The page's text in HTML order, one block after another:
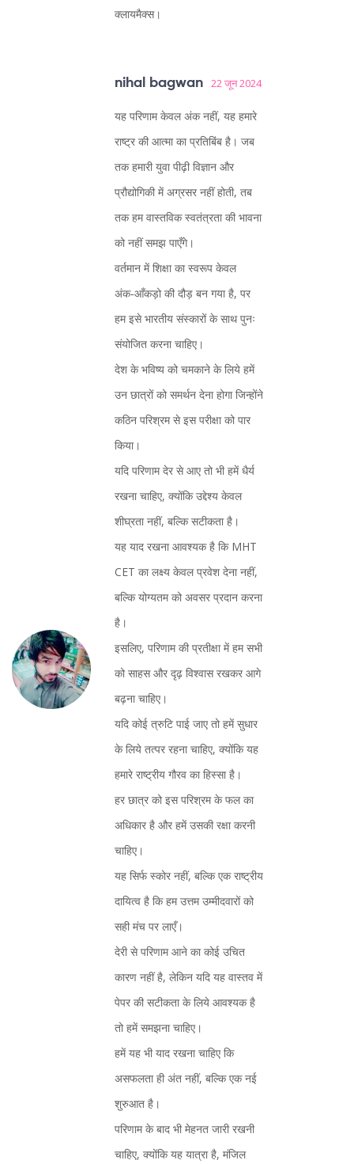
क्लायमैक्स।
nihal bagwan 22 जून 2024
यह परिणाम केवल अंक नहीं, यह हमारे
राष्ट्र की आत्मा का प्रतिबिंब है। जब
तक हमारी युवा पीढ़ी विज्ञान और
प्रौद्योगिकी में अग्रसर नहीं होती, तब
तक हम वास्तविक स्वतंत्रता की भावना
को नहीं समझ पाएँगे।
वर्तमान में शिक्षा का स्वरूप केवल
अंक‑आँकड़ो की दौड़ बन गया है, पर
हम इसे भारतीय संस्कारों के साथ पुनः
संयोजित करना चाहिए।
देश के भविष्य को चमकाने के लिये हमें
उन छात्रों को समर्थन देना होगा जिन्होंने
कठिन परिश्रम से इस परीक्षा को पार
किया।
यदि परिणाम देर से आए तो भी हमें धैर्य
रखना चाहिए, क्योंकि उद्देश्य केवल
शीघ्रता नहीं, बल्कि सटीकता है।
यह याद रखना आवश्यक है कि MHT
CET का लक्ष्य केवल प्रवेश देना नहीं,
बल्कि योग्यतम को अवसर प्रदान करना
है।
इसलिए, परिणाम की प्रतीक्षा में हम सभी
को साहस और दृढ़ विश्वास रखकर आगे
बढ़ना चाहिए।
यदि कोई त्रुटि पाई जाए तो हमें सुधार
के लिये तत्पर रहना चाहिए, क्योंकि यह
हमारे राष्ट्रीय गौरव का हिस्सा है।
हर छात्र को इस परिश्रम के फल का
अधिकार है और हमें उसकी रक्षा करनी
चाहिए।
यह सिर्फ स्कोर नहीं, बल्कि एक राष्ट्रीय
दायित्व है कि हम उत्तम उम्मीदवारों को
सही मंच पर लाएँ।
देरी से परिणाम आने का कोई उचित
कारण नहीं है, लेकिन यदि यह वास्तव में
पेपर की सटीकता के लिये आवश्यक है
तो हमें समझना चाहिए।
हमें यह भी याद रखना चाहिए कि
असफलता ही अंत नहीं, बल्कि एक नई
शुरुआत है।
परिणाम के बाद भी मेहनत जारी रखनी
चाहिए, क्योंकि यह यात्रा है, मंजिल